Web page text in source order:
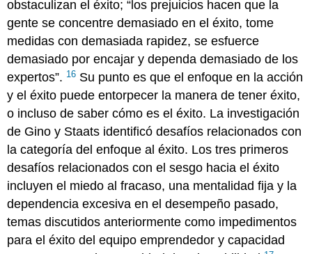
obstaculizan el éxito; “los prejuicios hacen que la
gente se concentre demasiado en el éxito, tome
medidas con demasiada rapidez, se esfuerce
demasiado por encajar y dependa demasiado de los
expertos”. 16 Su punto es que el enfoque en la acción
y el éxito puede entorpecer la manera de tener éxito,
o incluso de saber cómo es el éxito. La investigación
de Gino y Staats identificó desafíos relacionados con
la categoría del enfoque al éxito. Los tres primeros
desafíos relacionados con el sesgo hacia el éxito
incluyen el miedo al fracaso, una mentalidad fija y la
dependencia excesiva en el desempeño pasado,
temas discutidos anteriormente como impedimentos
para el éxito del equipo emprendedor y capacidad